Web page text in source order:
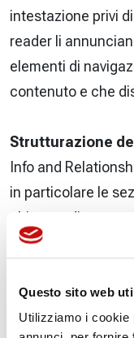
Questo sito web
Utilizziamo i cookie
intestazione privi
reader li
elementi di
contenuto e che
Strutturazione
Info and
in particolare le
chiusura di
reCAPTCHA, non
l’efficienza della
impiegano le